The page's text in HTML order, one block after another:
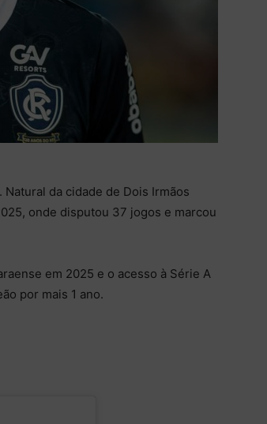
da cidade de Dois Irmãos
onde disputou 37 jogos e marcou
em 2025 e o acesso à Série A
por mais 1 ano.